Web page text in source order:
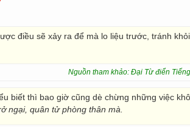
điều sẽ xảy ra để mà lo liệu trước, tránh khỏi
Nguồn tham khảo: Đại Từ điển
biết thì bao giờ cũng dè chừng những việc
ngại, quân tử phòng thân mà.